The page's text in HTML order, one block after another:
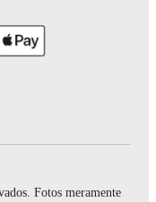
Fotos meramente